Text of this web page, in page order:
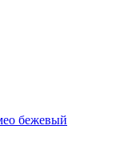
бежевый